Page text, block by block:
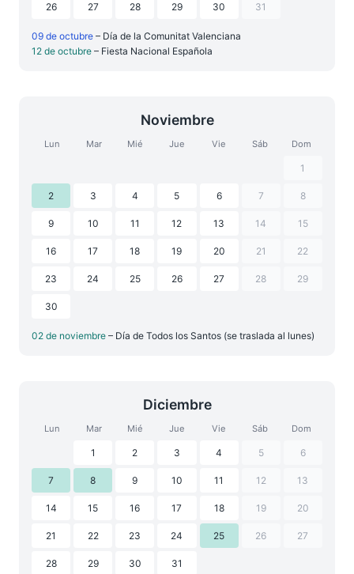
26 27 28 29 30 31
09 de octubre – Día de la Comunitat Valenciana
12 de octubre – Fiesta Nacional Española
Noviembre
Lun Mar Mié Jue Vie Sáb Dom
1
2 3 4 5 6 7 8
9 10 11 12 13 14 15
16 17 18 19 20 21 22
23 24 25 26 27 28 29
30
02 de noviembre – Día de Todos los Santos (se traslada al lunes)
Diciembre
Lun Mar Mié Jue Vie Sáb Dom
1 2 3 4 5 6
7 8 9 10 11 12 13
14 15 16 17 18 19 20
21 22 23 24 25 26 27
28 29 30 31